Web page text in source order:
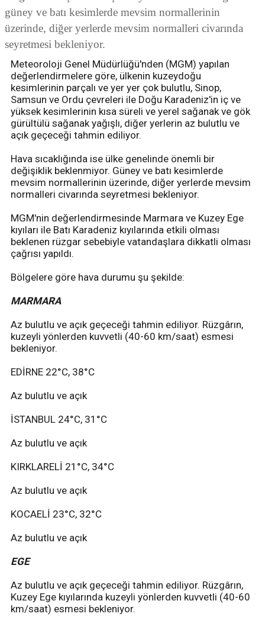
güney ve batı kesimlerde mevsim normallerinin
üzerinde, diğer yerlerde mevsim normalleri civarında
seyretmesi bekleniyor.
Meteoroloji Genel Müdürlüğü'nden (MGM) yapılan
değerlendirmelere göre, ülkenin kuzeydoğu
kesimlerinin parçalı ve yer yer çok bulutlu, Sinop,
Samsun ve Ordu çevreleri ile Doğu Karadeniz'in iç ve
yüksek kesimlerinin kısa süreli ve yerel sağanak ve gök
gürültülü sağanak yağışlı, diğer yerlerin az bulutlu ve
açık geçeceği tahmin ediliyor.
Hava sıcaklığında ise ülke genelinde önemli bir
değişiklik beklenmiyor. Güney ve batı kesimlerde
mevsim normallerinin üzerinde, diğer yerlerde mevsim
normalleri civarında seyretmesi bekleniyor.
MGM'nin değerlendirmesinde Marmara ve Kuzey Ege
kıyıları ile Batı Karadeniz kıyılarında etkili olması
beklenen rüzgar sebebiyle vatandaşlara dikkatli olması
çağrısı yapıldı.
Bölgelere göre hava durumu şu şekilde:
MARMARA
Az bulutlu ve açık geçeceği tahmin ediliyor. Rüzgârın,
kuzeyli yönlerden kuvvetli (40-60 km/saat) esmesi
bekleniyor.
EDİRNE 22°C, 38°C
Az bulutlu ve açık
İSTANBUL 24°C, 31°C
Az bulutlu ve açık
KIRKLARELİ 21°C, 34°C
Az bulutlu ve açık
KOCAELİ 23°C, 32°C
Az bulutlu ve açık
EGE
Az bulutlu ve açık geçeceği tahmin ediliyor. Rüzgârın,
Kuzey Ege kıyılarında kuzeyli yönlerden kuvvetli (40-60
km/saat) esmesi bekleniyor.